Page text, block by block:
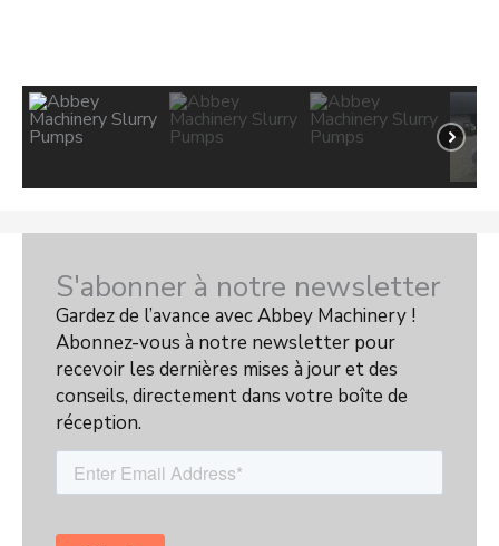
S'abonner à notre newsletter
Gardez de l’avance avec Abbey Machinery !
Abonnez-vous à notre newsletter pour
recevoir les dernières mises à jour et des
conseils, directement dans votre boîte de
réception.